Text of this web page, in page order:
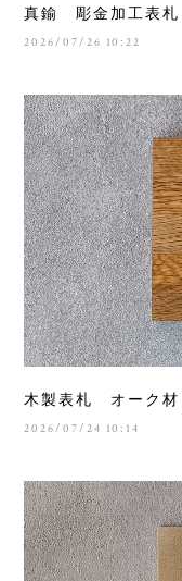
真鍮 彫金加工表
2026/07/26 10:22
木製表札 オーク
2026/07/24 10:14